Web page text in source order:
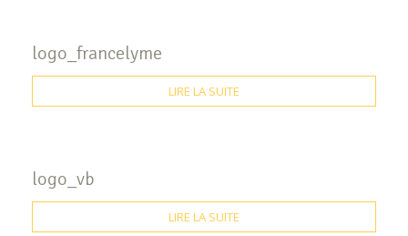
logo_francelyme
LIRE LA SUITE
logo_vb
LIRE LA SUITE